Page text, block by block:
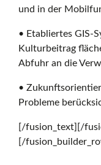
und in der
• Etabliertes GIS-
Kulturbeitrag
Abfuhr an die
•
Probleme
[/fusion_text][/
[/